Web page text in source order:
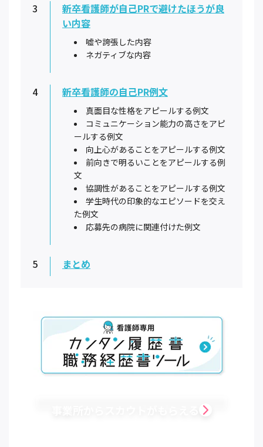
3
新卒看護師が自己PRで避けたほうが良
い内容
嘘や誇張した内容
ネガティブな内容
4 新卒看護師の自己PR例文
真面目な性格をアピールする例文
コミュニケーション能力の高さをアピ
ールする例文
向上心があることをアピールする例文
前向きで明るいことをアピールする例
文
協調性があることをアピールする例文
学生時代の印象的なエピソードを交え
た例文
応募先の病院に関連付けた例文
5 まとめ